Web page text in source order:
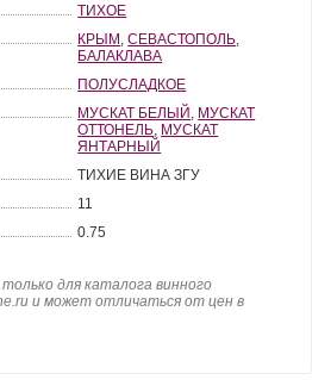
ТИХОЕ
КРЫМ ,СЕВАСТОПОЛЬ
БАЛАКЛАВА
ПОЛУСЛАДКОЕ
МУСКАТ БЕЛЫЙ МУСКАТ
ОТТОНЕЛЬ МУСКАТ
ЯНТАРНЫЙ
ТИХИЕ ВИНА ЗГУ
11
0.75
для каталога винного
и может отличаться от цен в